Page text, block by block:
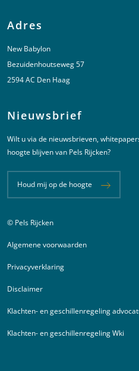
Adres
New Babylon
Bezuidenhoutseweg 57
2594 AC Den Haag
Nieuwsbrief
Wilt u via de nieuwsbrieven,
hoogte blijven van Pels Rijcken?
Houd mij op de hoogte
Juridische informatie
© Pels Rijcken
Algemene voorwaarden
Privacyverklaring
Disclaimer
Klachten- en geschillenregeling
Klachten- en geschillenregeling Wki